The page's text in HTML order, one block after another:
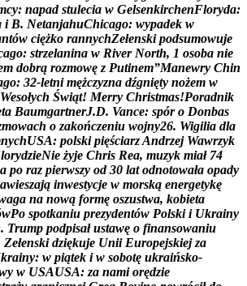
cy: napad stulecia w GelsenkirchenFloryda:
i B. NetanjahuChicago: wypadek w
ntów ciężko rannychZełenski podsumowuje
ago: strzelanina w River North, 1 osoba nie
m dobrą rozmowę z Putinem”Manewry Chin
go: 32-letni mężczyzna dźgnięty nożem w
Wesołych Świąt! Merry Christmas!Poradnik
ta BaumgartnerJ.D. Vance: spór o Donbas
mowach o zakończeniu wojny26. Wigilia dla
nychUSA: polski pięściarzAndrzej Wawrzyk
lorydzieNie żyje Chris Rea, muzyk miał 74
a po raz pierwszy od 30 lat odnotowała opady
awieszają inwestycje w morską energetykę
aga na nową formę oszustwa, kobieta
wPo spotkaniu prezydentów Polski i Ukrainy
. Trump podpisał ustawę o finansowaniu
Zełenski dziękuje Unii Europejskiej za
krainy: w piątek i w sobotę ukraińsko-
y w USAUSA: za nami orędzie